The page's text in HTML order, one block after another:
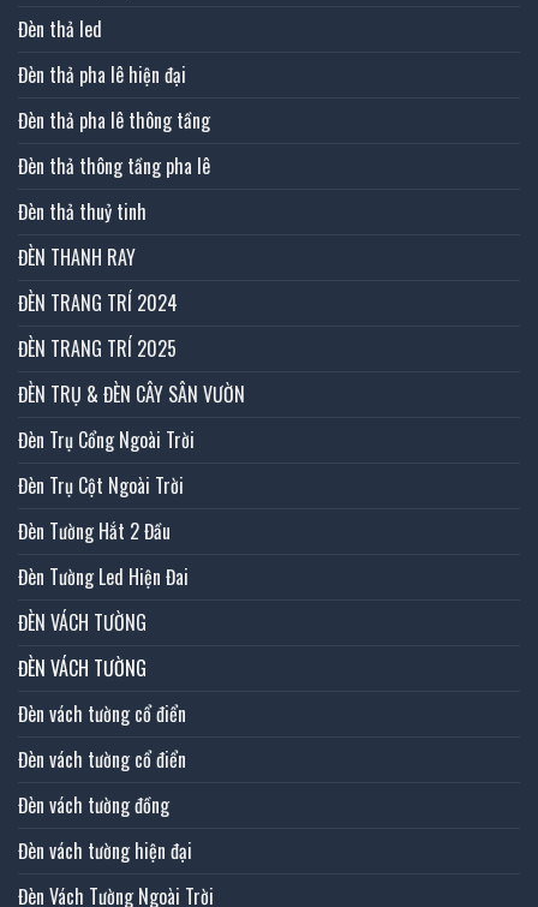
Đèn thả led
Đèn thả pha lê hiện đại
Đèn thả pha lê thông tầng
Đèn thả thông tầng pha lê
Đèn thả thuỷ tinh
ĐÈN THANH RAY
ĐÈN TRANG TRÍ 2024
ĐÈN TRANG TRÍ 2025
ĐÈN TRỤ & ĐÈN CÂY SÂN VƯỜN
Đèn Trụ Cổng Ngoài Trời
Đèn Trụ Cột Ngoài Trời
Đèn Tường Hắt 2 Đầu
Đèn Tường Led Hiện Đai
ĐÈN VÁCH TƯỜNG
ĐÈN VÁCH TƯỜNG
Đèn vách tường cổ điển
Đèn vách tường cổ điển
Đèn vách tường đồng
Đèn vách tường hiện đại
Đèn Vách Tường Ngoài Trời